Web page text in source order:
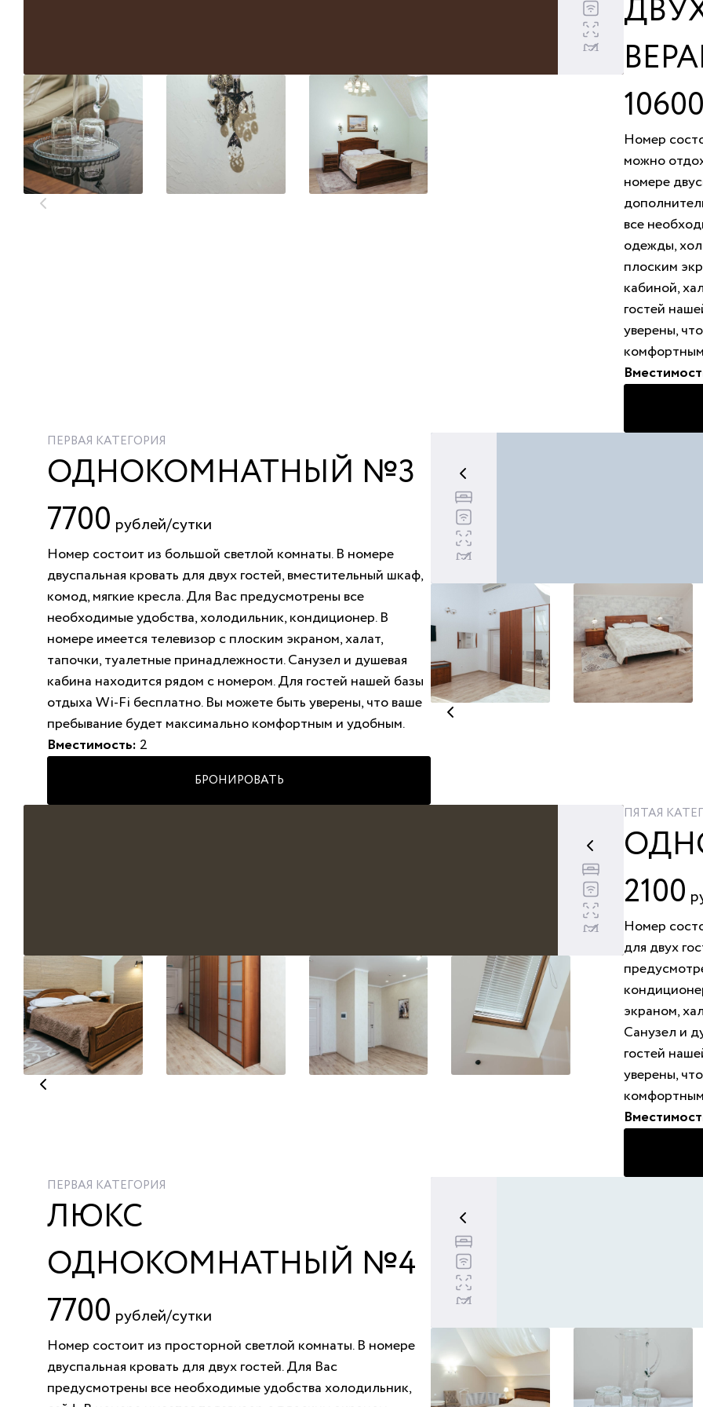
Площадь
Животные
10600
Номер
можно
номере
все
одежды,
плоским
кабиной,
гостей
уверены,
комфортным
ПЕРВАЯ КАТЕГОРИЯ
ОДНОКОМНАТНЫЙ №3
7700 рублей/сутки
Номер состоит из большой светлой комнаты. В номере
двуспальная кровать для двух гостей, вместительный шкаф,
комод, мягкие кресла. Для Вас предусмотрены все
необходимые удобства, холодильник, кондиционер. В
номере имеется телевизор с плоским экраном, халат,
тапочки, туалетные принадлежности. Санузел и душевая
кабина находится рядом с номером. Для гостей нашей базы
отдыха Wi-Fi бесплатно. Вы можете быть уверены, что ваше
пребывание будет максимально комфортным и удобным.
Вместимость: 2
БРОНИРОВАТЬ
Двуспальная
Бесплатный
Площадь
Животные
ПЯТАЯ
2100
Номер
для двух
экраном,
Санузел и
гостей
уверены,
комфортным
ПЕРВАЯ КАТЕГОРИЯ
ЛЮКС
ОДНОКОМНАТНЫЙ №4
7700 рублей/сутки
Номер состоит из просторной светлой комнаты. В номере
двуспальная кровать для двух гостей. Для Вас
предусмотрены все необходимые удобства холодильник,